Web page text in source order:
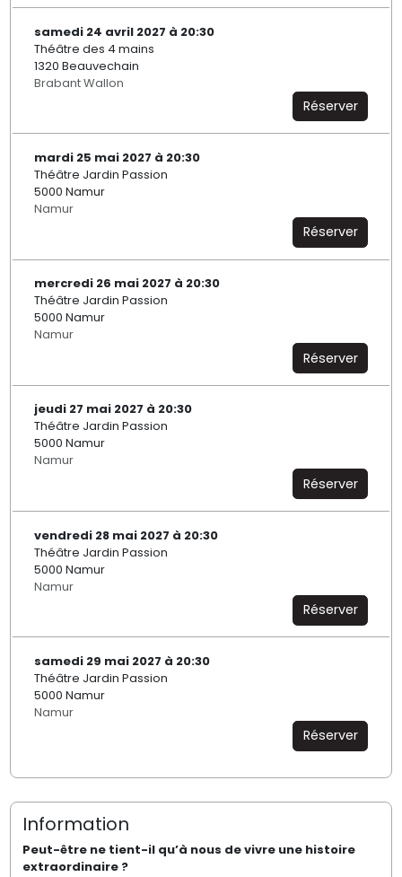
samedi 24 avril 2027 à 20:30
Théâtre des 4 mains
1320 Beauvechain
Brabant Wallon
Réserver
mardi 25 mai 2027 à 20:30
Théâtre Jardin Passion
5000 Namur
Namur
Réserver
mercredi 26 mai 2027 à 20:30
Théâtre Jardin Passion
5000 Namur
Namur
Réserver
jeudi 27 mai 2027 à 20:30
Théâtre Jardin Passion
5000 Namur
Namur
Réserver
vendredi 28 mai 2027 à 20:30
Théâtre Jardin Passion
5000 Namur
Namur
Réserver
samedi 29 mai 2027 à 20:30
Théâtre Jardin Passion
5000 Namur
Namur
Réserver
Information
Peut-être ne tient-il qu’à nous de vivre une histoire
extraordinaire ?